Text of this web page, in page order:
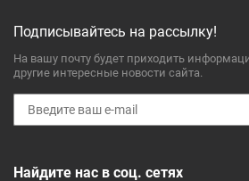
Подписывайтесь на рассылку!
На вашу почту будет приходить
другие интересные новости сайта.
Найдите нас в соц. сетях